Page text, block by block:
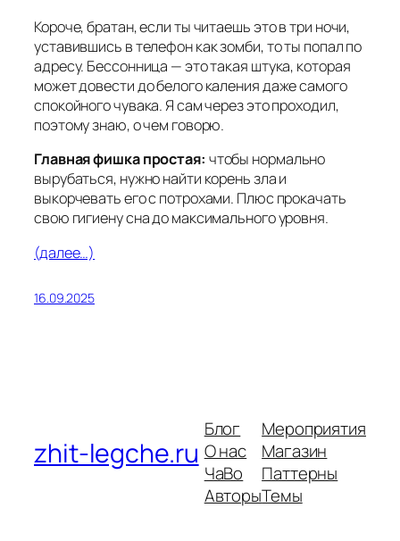
Короче, братан, если ты читаешь это в три ночи,
уставившись в телефон как зомби, то ты попал по
адресу. Бессонница — это такая штука, которая
может довести до белого каления даже самого
спокойного чувака. Я сам через это проходил,
поэтому знаю, о чем говорю.
Главная фишка простая: чтобы нормально
вырубаться, нужно найти корень зла и
выкорчевать его с потрохами. Плюс прокачать
свою гигиену сна до максимального уровня.
(далее…)
16.09.2025
zhit-legche.ru
Блог
О нас
ЧаВо
Авторы
Мероприятия
Магазин
Паттерны
Темы